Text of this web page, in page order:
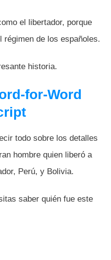
el libertador, porque
de los españoles.
historia.
for-Word
todo sobre los detalles
hombre quien liberó a
Perú, y Bolivia.
saber quién fue este